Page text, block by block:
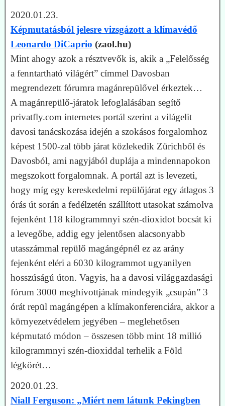
2020.01.23.
Képmutatásból jelesre vizsgázott a klímavédő
Leonardo DiCaprio (zaol.hu)
Mint ahogy azok a résztvevők is, akik a „Felelősség
a fenntartható világért” címmel Davosban
megrendezett fórumra magánrepülővel érkeztek…
A magánrepülő-járatok lefoglalásában segítő
privatfly.com internetes portál szerint a világelit
davosi tanácskozása idején a szokásos forgalomhoz
képest 1500-zal több járat közlekedik Zürichből és
Davosból, ami nagyjából duplája a mindennapokon
megszokott forgalomnak. A portál azt is levezeti,
hogy míg egy kereskedelmi repülőjárat egy átlagos 3
órás út során a fedélzetén szállított utasokat számolva
fejenként 118 kilogrammnyi szén-dioxidot bocsát ki
a levegőbe, addig egy jelentősen alacsonyabb
utasszámmal repülő magángépnél ez az arány
fejenként eléri a 6030 kilogrammot ugyanilyen
hosszúságú úton. Vagyis, ha a davosi világgazdasági
fórum 3000 meghívottjának mindegyik „csupán” 3
órát repül magángépen a klímakonferenciára, akkor a
környezetvédelem jegyében – meglehetősen
képmutató módon – összesen több mint 18 millió
kilogrammnyi szén-dioxiddal terhelik a Föld
légkörét…
2020.01.23.
Niall Ferguson: „Miért nem látunk Pekingben